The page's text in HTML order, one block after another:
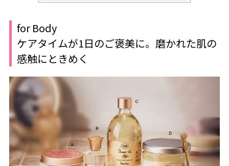
for Body
ケアタイムが1日のご褒美に。磨かれた肌の
感触にときめく